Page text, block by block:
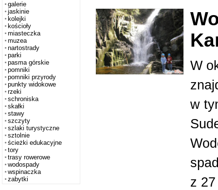
galerie
jaskinie
kolejki
kościoły
miasteczka
muzea
nartostrady
parki
pasma górskie
pomniki
pomniki przyrody
punkty widokowe
rzeki
schroniska
skałki
stawy
szczyty
szlaki turystyczne
sztolnie
ścieżki edukacyjne
tory
trasy rowerowe
wodospady
wspinaczka
zabytki
W
w
z